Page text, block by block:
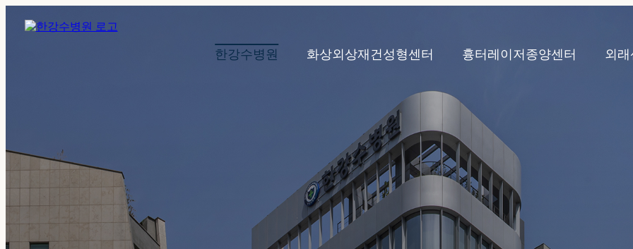
한강수병원 화상외상재건성형센터 흉터레이저종양센터 외